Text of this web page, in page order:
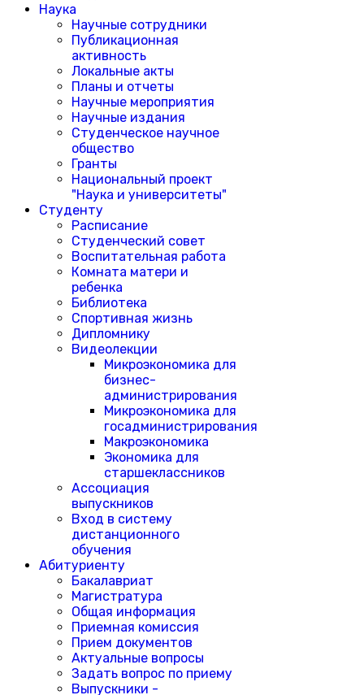
Наука
Научные сотрудники
Публикационная
активность
Локальные акты
Планы и отчеты
Научные мероприятия
Научные издания
Студенческое научное
общество
Гранты
Национальный проект
"Наука и университеты"
Студенту
Расписание
Студенческий совет
Воспитательная работа
Комната матери и
ребенка
Библиотека
Спортивная жизнь
Дипломнику
Видеолекции
Микроэкономика для
бизнес-
администрирования
Микроэкономика для
госадминистрирования
Макроэкономика
Экономика для
старшеклассников
Ассоциация
выпускников
Вход в систему
дистанционного
обучения
Абитуриенту
Бакалавриат
Магистратура
Общая информация
Приемная комиссия
Прием документов
Актуальные вопросы
Задать вопрос по приему
Выпускники -